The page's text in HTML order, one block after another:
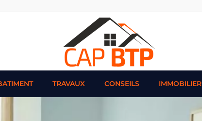
TRAVAUX CONSEILS IMMOBILIER